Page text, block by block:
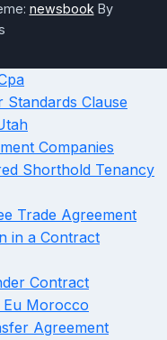
newsbook By
Clause
Companies
Shorthold Tenancy
Trade Agreement
in a Contract
Contract
Eu Morocco
Agreement